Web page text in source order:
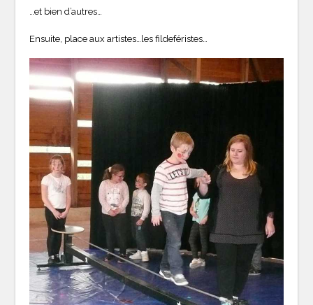
…et bien d’autres…
Ensuite, place aux artistes…les fildeféristes…